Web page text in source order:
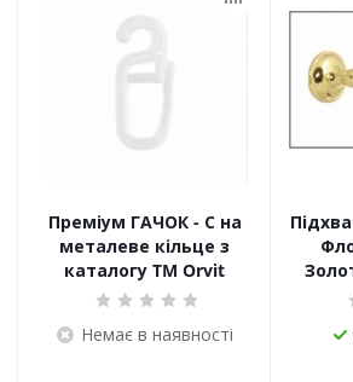
Преміум ГАЧОК - С на
металеве кільце з
каталогу TM Orvit
Немає в наявності